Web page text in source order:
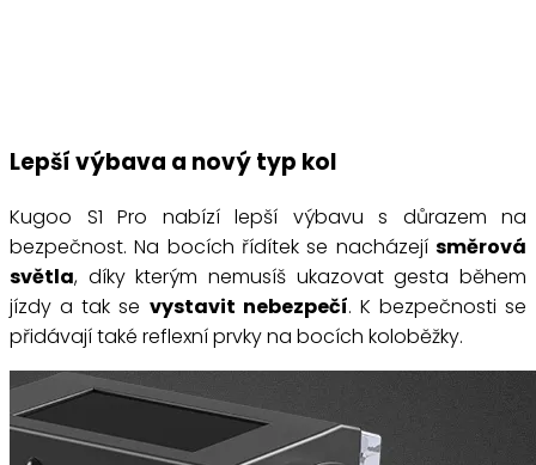
Lepší výbava a nový typ kol
Kugoo S1 Pro nabízí lepší výbavu s důrazem na
bezpečnost. Na bocích řídítek se nacházejí směrová
světla, díky kterým nemusíš ukazovat gesta během
jízdy a tak se vystavit nebezpečí. K bezpečnosti se
přidávají také reflexní prvky na bocích koloběžky.